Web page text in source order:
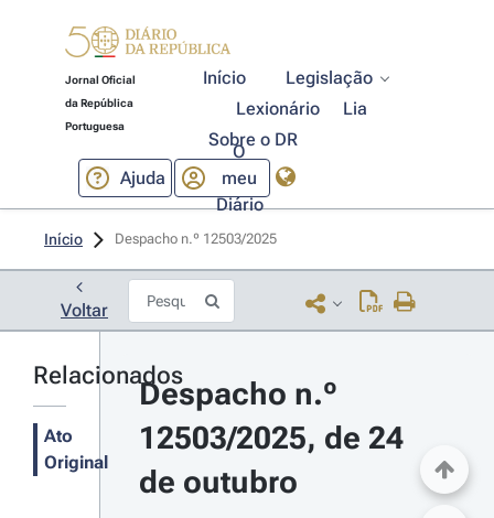
Jornal Oficial
da República
Portuguesa
Início
Legislação
Lexionário
Lia
Sobre o DR
Ajuda
O
meu
Diário
Início Despacho n.º 12503/2025
Voltar
Relacionados
Ato
Original
Despacho n.º
12503/2025, de 24
de outubro